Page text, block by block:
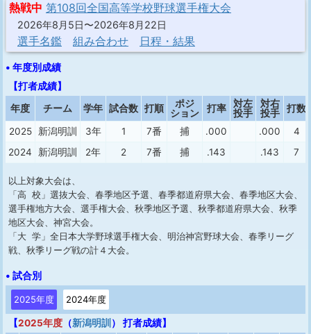
熱戦中 第108回全国高等学校野球選手権大会
2026年8月5日〜2026年8月22日
選手名鑑 組み合わせ 日程・結果
• 年度別成績
【打者成績】
年度
チーム 学年 試合数 打順
ポジ
ション
打率
対左
投手
対右
投手
打数
2025 新潟明訓 3年 1 7番 捕 .000 .000
4
2024
新潟明訓 2年 2 7番 捕 .143 .143 7
以上対象大会は、
「高 校」選抜大会、春季地区予選、春季都道府県大会、春季地区大会、
選手権地方大会、選手権大会、秋季地区予選、秋季都道府県大会、秋季
地区大会、神宮大会。
「大 学」全日本大学野球選手権大会、明治神宮野球大会、春季リーグ
戦、秋季リーグ戦の計４大会。
• 試合別
2025年度 2024年度
【2025年度 （新潟明訓 ） 打者成績】